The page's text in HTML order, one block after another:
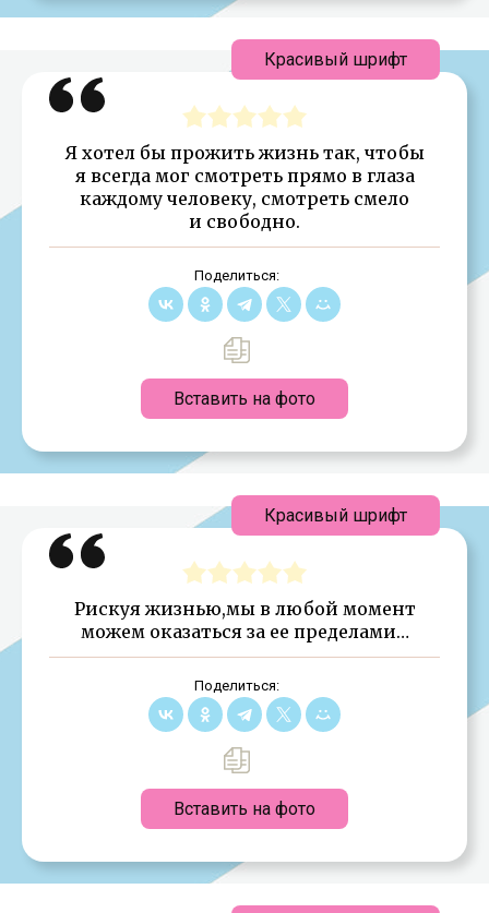
Я хотел бы прожить жизнь так, чтобы
я всегда мог смотреть прямо в глаза
каждому человеку, смотреть смело
и свободно.
Поделиться:
Вставить на фото
Красивый шрифт
Рискуя жизнью,мы в любой момент
можем оказаться за ее пределами…
Поделиться:
Вставить на фото
Красивый шрифт